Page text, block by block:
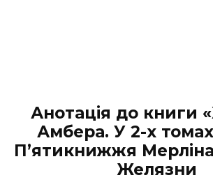
Анотація до книги
Амбера. У 2-х
П’ятикнижжя
Желязни